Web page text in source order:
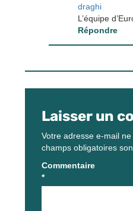
draghi
L’équipe
Répondre
Laisser un
Votre adresse e-mail
champs obligatoires
Commentaire
*